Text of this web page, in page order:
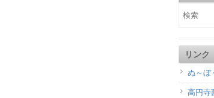
リンク
ぬ～ぼ
高円寺